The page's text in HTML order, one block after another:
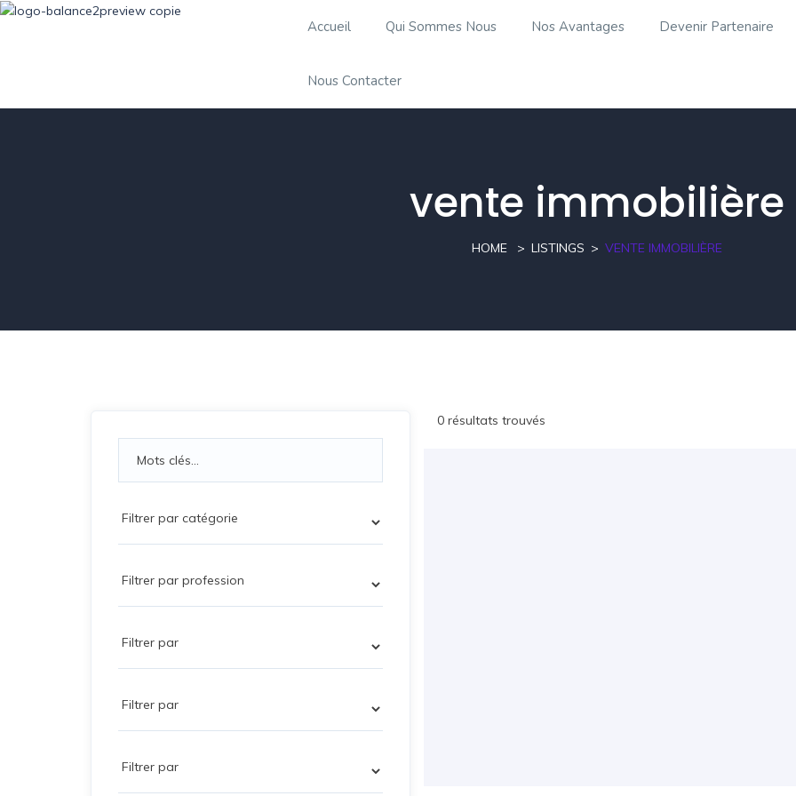
Accueil Qui Sommes Nous Nos Avantages Devenir Partenaire
Nous Contacter
vente immobilière
HOME LISTINGS VENTE IMMOBILIÈRE
0 résultats trouvés